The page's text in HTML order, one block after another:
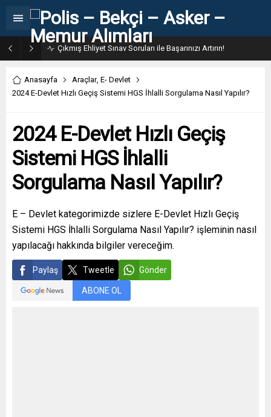
Çıkmış Ehliyet Sınav Soruları ile Başarınızı Artırın!
Anasayfa Araçlar, E- Devlet
2024 E-Devlet Hızlı Geçiş Sistemi HGS İhlalli Sorgulama Nasıl Yapılır?
2024 E-Devlet Hızlı Geçiş
Sistemi HGS İhlalli
Sorgulama Nasıl Yapılır?
E – Devlet kategorimizde sizlere E-Devlet Hızlı Geçiş
Sistemi HGS İhlalli Sorgulama Nasıl Yapılır? işleminin nasıl
yapılacağı hakkında bilgiler vereceğim.
Paylaş Tweetle Gönder
ABONE OL